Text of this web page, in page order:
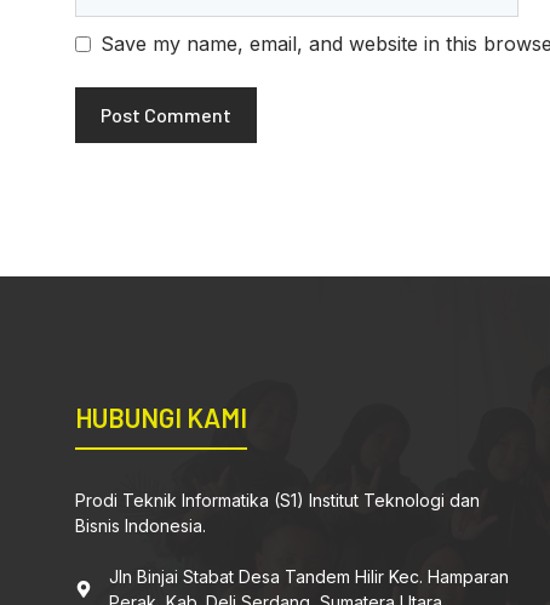
Save my name, email, and website in this
HUBUNGI KAMI
Prodi Teknik Informatika (S1) Institut Teknologi dan
Bisnis Indonesia.
Jln Binjai Stabat Desa Tandem Hilir Kec. Hamparan